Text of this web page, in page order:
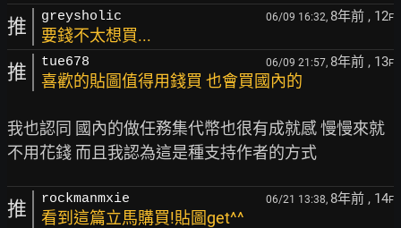
推 greysholic 06/09 16:32, 8年前 , 12F
要錢不太想買...
推 tue678 06/09 21:57, 8年前 , 13F
喜歡的貼圖值得用錢買 也會買國內的
我也認同 國內的做任務集代幣也很有成就感 慢慢來就
推 rockmanmxie 06/21 13:38, 8年前 , 14F
看到這篇立馬購買!貼圖get^^